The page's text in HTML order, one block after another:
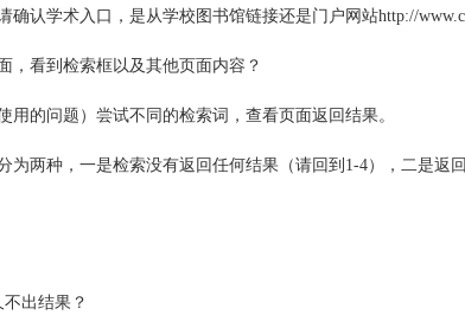
确认学术入口，是从学校图书馆链接还是门户网站http://
，看到检索框以及其他页面内容？
用的问题）尝试不同的检索词，查看页面返回结果。
为两种，一是检索没有返回任何结果（请回到1-4），二是返
出结果？